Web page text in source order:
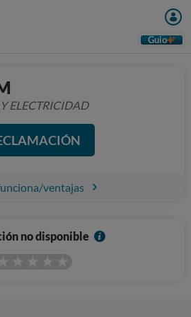
Guio
ELECTRICIDAD
ventajas
no disponible
I